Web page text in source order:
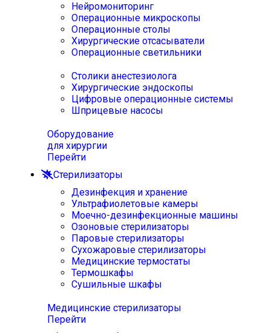
Нейромониторинг
Операционные микроскопы
Операционные столы
Хирургические отсасыватели
Операционные светильники
Столики анестезиолога
Хирургические эндоскопы
Цифровые операционные системы
Шприцевые насосы
Оборудование
для хирургии
Перейти
Стерилизаторы
Дезинфекция и хранение
Ультрафиолетовые камеры
Моечно-дезинфекционные машины
Озоновые стерилизаторы
Паровые стерилизаторы
Сухожаровые стерилизаторы
Медицинские термостаты
Термошкафы
Сушильные шкафы
Медицинские стерилизаторы
Перейти